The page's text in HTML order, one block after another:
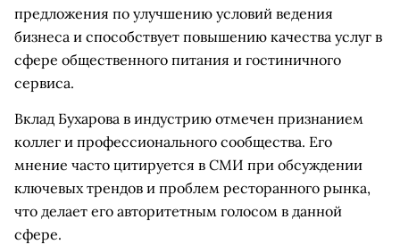
предложения по улучшению условий ведения
бизнеса и способствует повышению качества услуг в
сфере общественного питания и гостиничного
сервиса.
Вклад Бухарова в индустрию отмечен признанием
коллег и профессионального сообщества. Его
мнение часто цитируется в СМИ при обсуждении
ключевых трендов и проблем ресторанного рынка,
что делает его авторитетным голосом в данной
сфере.